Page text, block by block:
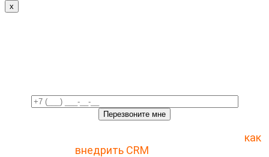
x
как
внедрить CRM